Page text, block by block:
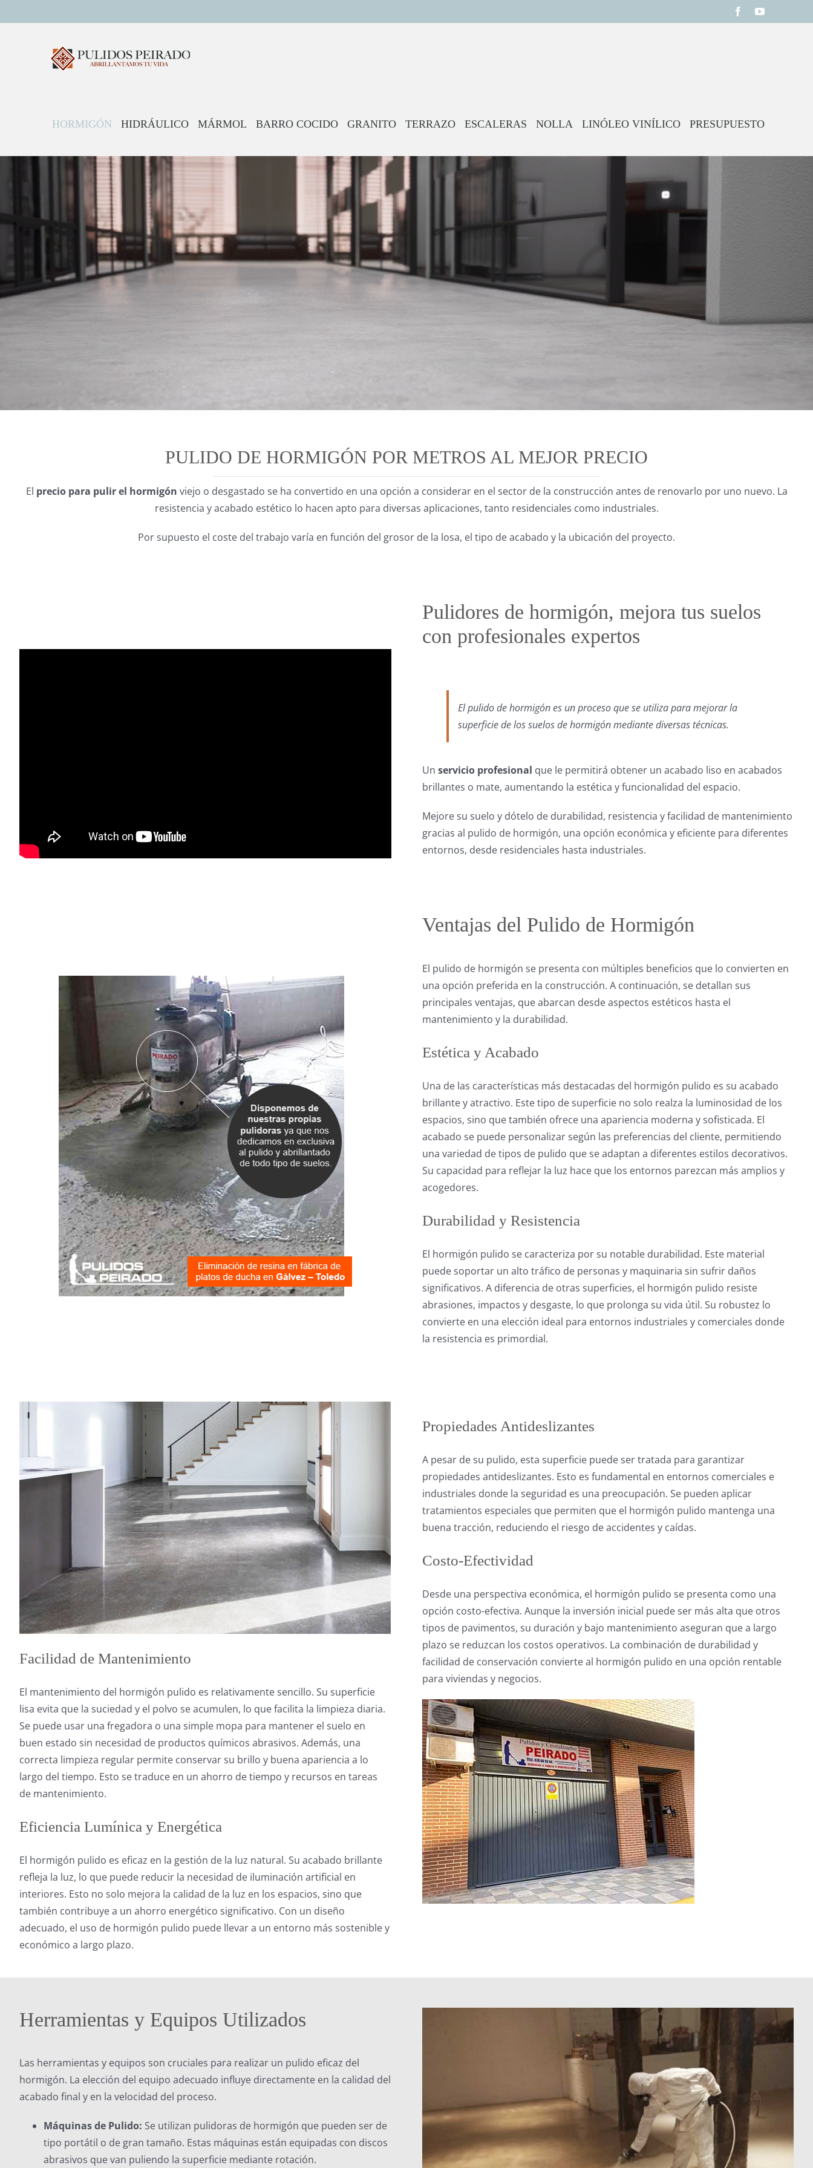
al
FacebookYouTube
HORMIGÓN HIDRÁULICO MÁRMOL BARRO COCIDO GRANITO TERRAZO ESCALERAS NOLLA LINÓLEO VINÍLICO PRESUPUESTO
PULIDO DE HORMIGÓN POR METROS AL MEJOR PRECIO
El precio para pulir el hormigón viejo o desgastado se ha convertido en una opción a considerar en el sector de la construcción antes de renovarlo por uno nuevo. La
resistencia y acabado estético lo hacen apto para diversas aplicaciones, tanto residenciales como industriales.
Por supuesto el coste del trabajo varía en función del grosor de la losa, el tipo de acabado y la ubicación del proyecto.
Pulidores de hormigón, mejora tus suelos
con profesionales expertos
El pulido de hormigón es un proceso que se utiliza para mejorar la
superficie de los suelos de hormigón mediante diversas técnicas.
Un servicio profesional que le permitirá obtener un acabado liso en acabados
brillantes o mate, aumentando la estética y funcionalidad del espacio.
Mejore su suelo y dótelo de durabilidad, resistencia y facilidad de mantenimiento
gracias al pulido de hormigón, una opción económica y eficiente para diferentes
entornos, desde residenciales hasta industriales.
Ventajas del Pulido de Hormigón
El pulido de hormigón se presenta con múltiples beneficios que lo convierten en
una opción preferida en la construcción. A continuación, se detallan sus
principales ventajas, que abarcan desde aspectos estéticos hasta el
mantenimiento y la durabilidad.
Estética y Acabado
Una de las características más destacadas del hormigón pulido es su acabado
brillante y atractivo. Este tipo de superficie no solo realza la luminosidad de los
espacios, sino que también ofrece una apariencia moderna y sofisticada. El
acabado se puede personalizar según las preferencias del cliente, permitiendo
una variedad de tipos de pulido que se adaptan a diferentes estilos decorativos.
Su capacidad para reflejar la luz hace que los entornos parezcan más amplios y
acogedores.
Durabilidad y Resistencia
El hormigón pulido se caracteriza por su notable durabilidad. Este material
puede soportar un alto tráfico de personas y maquinaria sin sufrir daños
significativos. A diferencia de otras superficies, el hormigón pulido resiste
abrasiones, impactos y desgaste, lo que prolonga su vida útil. Su robustez lo
convierte en una elección ideal para entornos industriales y comerciales donde
la resistencia es primordial.
Facilidad de Mantenimiento
El mantenimiento del hormigón pulido es relativamente sencillo. Su superficie
lisa evita que la suciedad y el polvo se acumulen, lo que facilita la limpieza diaria.
Se puede usar una fregadora o una simple mopa para mantener el suelo en
buen estado sin necesidad de productos químicos abrasivos. Además, una
correcta limpieza regular permite conservar su brillo y buena apariencia a lo
largo del tiempo. Esto se traduce en un ahorro de tiempo y recursos en tareas
de mantenimiento.
Eficiencia Lumínica y Energética
El hormigón pulido es eficaz en la gestión de la luz natural. Su acabado brillante
refleja la luz, lo que puede reducir la necesidad de iluminación artificial en
interiores. Esto no solo mejora la calidad de la luz en los espacios, sino que
también contribuye a un ahorro energético significativo. Con un diseño
adecuado, el uso de hormigón pulido puede llevar a un entorno más sostenible y
económico a largo plazo.
Propiedades Antideslizantes
A pesar de su pulido, esta superficie puede ser tratada para garantizar
propiedades antideslizantes. Esto es fundamental en entornos comerciales e
industriales donde la seguridad es una preocupación. Se pueden aplicar
tratamientos especiales que permiten que el hormigón pulido mantenga una
buena tracción, reduciendo el riesgo de accidentes y caídas.
Costo-Efectividad
Desde una perspectiva económica, el hormigón pulido se presenta como una
opción costo-efectiva. Aunque la inversión inicial puede ser más alta que otros
tipos de pavimentos, su duración y bajo mantenimiento aseguran que a largo
plazo se reduzcan los costos operativos. La combinación de durabilidad y
facilidad de conservación convierte al hormigón pulido en una opción rentable
para viviendas y negocios.
Herramientas y Equipos Utilizados
Las herramientas y equipos son cruciales para realizar un pulido eficaz del
hormigón. La elección del equipo adecuado influye directamente en la calidad del
acabado final y en la velocidad del proceso.
Máquinas de Pulido: Se utilizan pulidoras de hormigón que pueden ser de
tipo portátil o de gran tamaño. Estas máquinas están equipadas con discos
abrasivos que van puliendo la superficie mediante rotación.